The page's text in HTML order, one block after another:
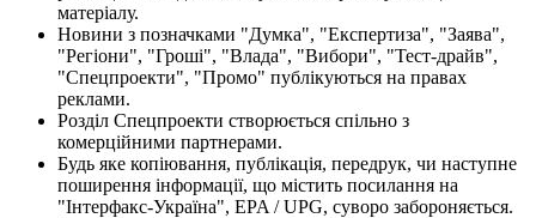
матеріалу.
Новини з позначками "Думка", "Експертиза", "Заява",
"Регіони", "Гроші", "Влада", "Вибори", "Тест-драйв",
"Спецпроекти", "Промо" публікуються на правах
реклами.
Розділ Спецпроекти створюється спільно з
комерційними партнерами.
Будь яке копіювання, публікація, передрук, чи наступне
поширення інформації, що містить посилання на
"Інтерфакс-Україна", EPA / UPG, суворо забороняється.